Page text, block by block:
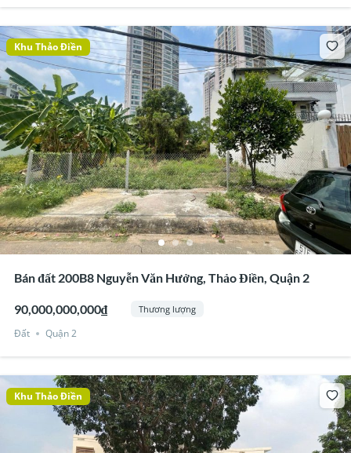
Khu Thảo Điền
Bán đất 200B8 Nguyễn Văn Hưởng, Thảo Điền, Quận 2
90,000,000,000₫ Thương lượng
Đất Quận 2
Khu Thảo Điền